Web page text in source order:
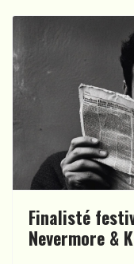
Finalisté
Nevermore &